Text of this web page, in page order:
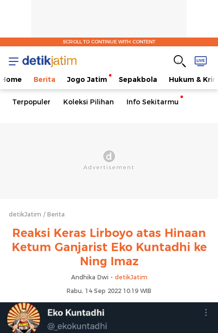
SCROLL TO CONTINUE WITH CONTENT
Home Berita Jogo Jatim Sepakbola Hukum &
Terpopuler Koleksi Pilihan Info Sekitarmu
detikJatim Berita
Reaksi Keras Lirboyo atas Hinaan
Ketum Ganjarist Eko Kuntadhi ke
Ning Imaz
Andhika Dwi - detikJatim
Rabu, 14 Sep 2022 10:19 WIB